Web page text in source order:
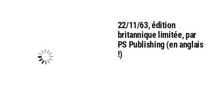
22/11/63, édition
britannique limitée, par
PS Publishing (en anglais
!)